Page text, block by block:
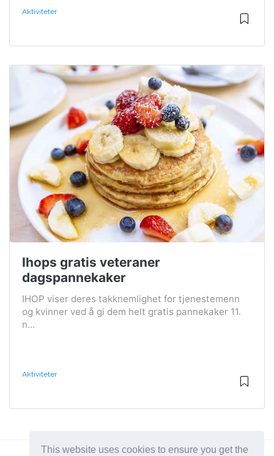
This website uses cookies to ensure you get the
Aktiviteter
Ihops gratis veteraner
dagspannekaker
IHOP viser deres takknemlighet for tjenestemenn
og kvinner ved å gi dem helt gratis pannekaker 11.
n...
Aktiviteter